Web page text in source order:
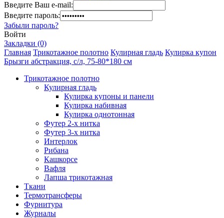
Введите Ваш e-mail:
Введите пароль:
Забыли пароль?
Войти
Закладки (0)
Главная Трикотажное полотно Кулирная гладь Кулирка купон
Брызги абстракция, с/л, 75-80*180 см
Трикотажное полотно
Кулирная гладь
Кулирка купоны и панели
Кулирка набивная
Кулирка однотонная
Футер 2-х нитка
Футер 3-х нитка
Интерлок
Рибана
Кашкорсе
Вафля
Лапша трикотажная
Ткани
Термотрансферы
Фурнитура
Журналы